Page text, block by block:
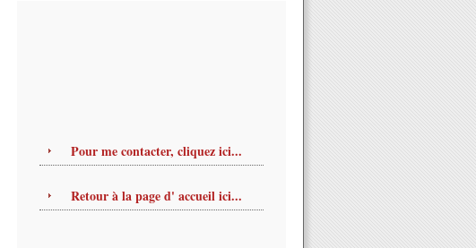
Pour me contacter, cliquez ici...
Retour à la page d' accueil ici...